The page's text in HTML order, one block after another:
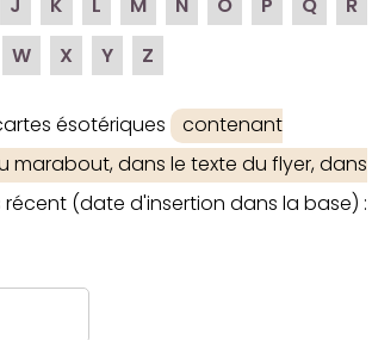
J K L M N O P Q
R
W X Y Z
ésotériques
contenant
marabout, dans le texte du flyer, dans
(date d'insertion dans la base) :